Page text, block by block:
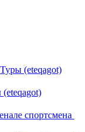
Туры (eteqagot)
спортсмена